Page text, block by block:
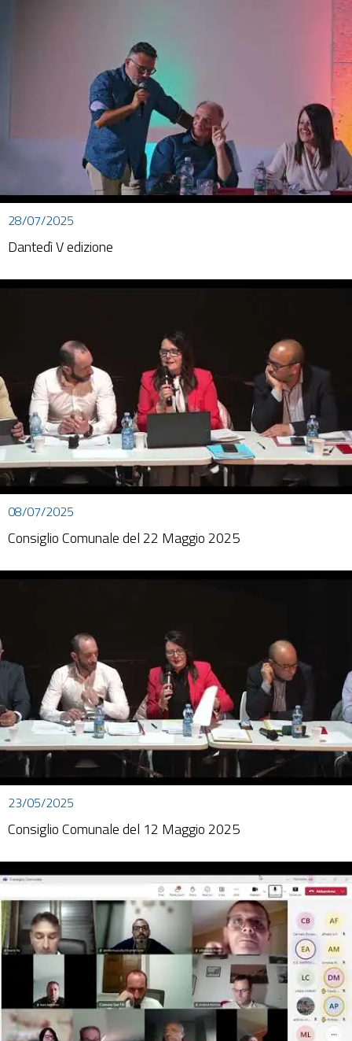
28/07/2025
Dantedì V edizione
08/07/2025
Consiglio Comunale del 22 Maggio 2025
23/05/2025
Consiglio Comunale del 12 Maggio 2025